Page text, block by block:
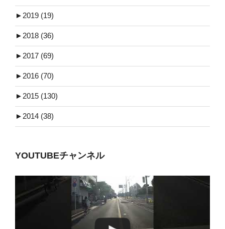
► 2019 (19)
► 2018 (36)
► 2017 (69)
► 2016 (70)
► 2015 (130)
► 2014 (38)
YOUTUBEチャンネル